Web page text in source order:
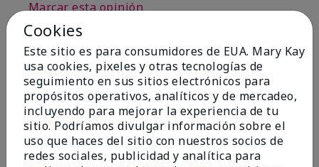
Marcar esta opinión
5
Amazing!
EnviadoHace 9 meses
porLee
deHuston Texas
Evaluado en
Cookies
Este sitio es para consumidores de EUA. Mary Kay
usa cookies, pixeles y otras tecnologías de
seguimiento en sus sitios electrónicos para
propósitos operativos, analíticos y de mercadeo,
incluyendo para mejorar la experiencia de tu
sitio. Podríamos divulgar información sobre el
uso que haces del sitio con nuestros socios de
redes sociales, publicidad y analítica para